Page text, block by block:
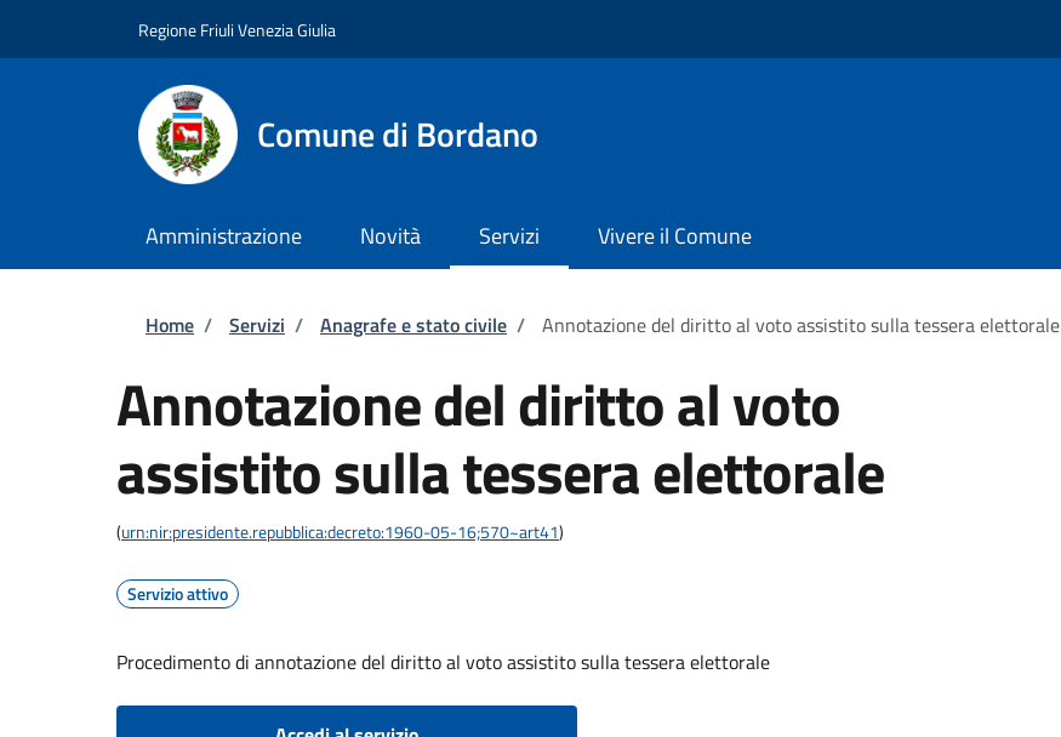
Regione Friuli Venezia Giulia
Comune di Bordano
Amministrazione Novità Servizi Vivere il Comune
Briciole di pane
Home / Servizi / Anagrafe e stato civile / Annotazione del diritto al voto assistito sulla tessera elettorale
Annotazione del diritto al voto
assistito sulla tessera elettorale
(urn:nir:presidente.repubblica:decreto:1960-05-16;570~art41)
Servizio attivo
Procedimento di annotazione del diritto al voto assistito sulla tessera elettorale